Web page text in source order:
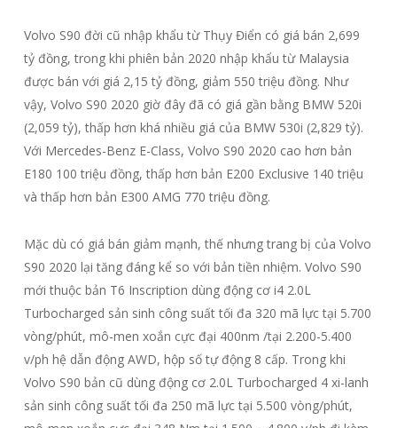
Volvo S90 đời cũ nhập khẩu từ Thụy Điển có giá bán 2,699
tỷ đồng, trong khi phiên bản 2020 nhập khẩu từ Malaysia
được bán với giá 2,15 tỷ đồng, giảm 550 triệu đồng. Như
vậy, Volvo S90 2020 giờ đây đã có giá gần bằng BMW 520i
(2,059 tỷ), thấp hơn khá nhiều giá của BMW 530i (2,829 tỷ).
Với Mercedes-Benz E-Class, Volvo S90 2020 cao hơn bản
E180 100 triệu đồng, thấp hơn bản E200 Exclusive 140 triệu
và thấp hơn bản E300 AMG 770 triệu đồng.
Mặc dù có giá bán giảm mạnh, thế nhưng trang bị của Volvo
S90 2020 lại tăng đáng kể so với bản tiền nhiệm. Volvo S90
mới thuộc bản T6 Inscription dùng động cơ i4 2.0L
Turbocharged sản sinh công suất tối đa 320 mã lực tại 5.700
vòng/phút, mô-men xoắn cực đại 400nm /tại 2.200-5.400
v/ph hệ dẫn động AWD, hộp số tự động 8 cấp. Trong khi
Volvo S90 bản cũ dùng động cơ 2.0L Turbocharged 4 xi-lanh
sản sinh công suất tối đa 250 mã lực tại 5.500 vòng/phút,